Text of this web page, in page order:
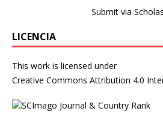
Submit via
LICENCIA
This work is licensed under
Creative Commons Attribution 4.0